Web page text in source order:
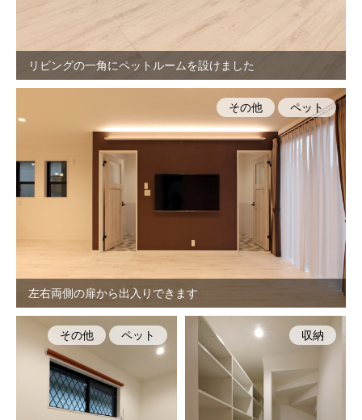
リビングの一角にペットルームを設けました
左右両側の扉から出入りできます
その他 ペット
その他 ペット 収納